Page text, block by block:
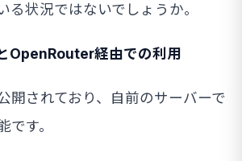
る状況ではないでしょうか。
OpenRouter経由での利用
開されており、自前のサーバーで
です。